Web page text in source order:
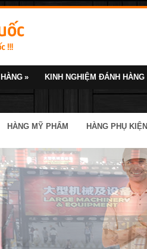
» KINH NGHIỆM ĐÁNH HÀNG
HÀNG MỸ PHẨM HÀNG PHỤ KIỆN